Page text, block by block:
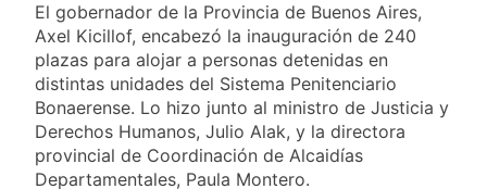
3,8% en julio
11 Horas Atrás
Quilmes: siete clubes
de barrio de la Liga
Femenina de fútbol
recibieron material
deportivo
14 Horas Atrás
Consejo Federal del
Trabajo: un nuevo
reclamo por el
respeto al
15 Horas Atrás
El gobernador de la Provincia de Buenos Aires,
Axel Kicillof, encabezó la inauguración de 240
plazas para alojar a personas detenidas en
distintas unidades del Sistema Penitenciario
Bonaerense. Lo hizo junto al ministro de Justicia y
Derechos Humanos, Julio Alak, y la directora
provincial de Coordinación de Alcaidías
Departamentales, Paula Montero.